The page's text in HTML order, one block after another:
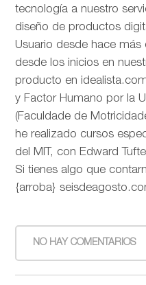
tecnología a nuestro
diseño de productos
Usuario desde hace
desde los inicios en
producto en
y Factor Humano por la
(Faculdade de
he realizado cursos
del MIT, con Edward
Si tienes algo que
{arroba}
NO HAY COMENTARIOS